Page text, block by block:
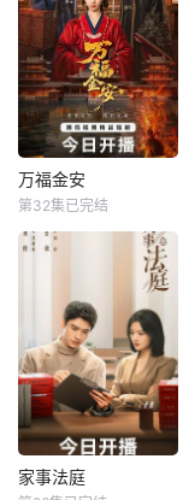
荒唐的创业求职
后，几人一路逃离
至乡村。沿途，海
归杨教授的扶贫执
念与大棚歌舞团的
淳朴善良深深触动
了他们。目睹平凡
人的充实幸福，郭
华与程依慕
万福金安
吴曼思
皇后顾清遭害葬身
火海，魂穿为尚衣
局婢女凤卿。为护
妹妹顾婉、查找真
凶，她以婢女之身
周旋于一众嫔妃之
间，更联合太医弟
弟顾玹智斗后宫各
方势力，于九重宫
万福金安
第32集已完结
家事法庭
家事法庭